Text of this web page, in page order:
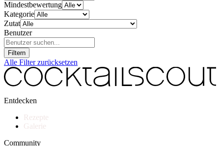
Mindestbewertung
Kategorie
Zutat
Benutzer
Filtern
Alle Filter zurücksetzen
Entdecken
Rezepte
Galerie
Community